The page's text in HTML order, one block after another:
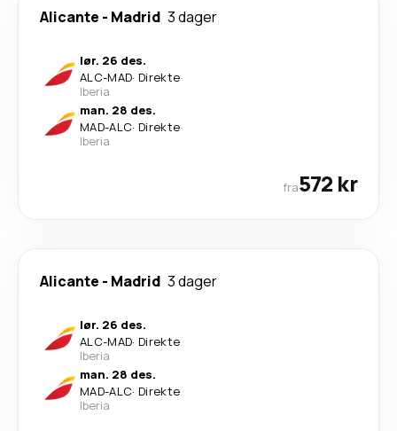
Alicante - Madrid 3 dager
lør. 26 des.
ALC-MAD· Direkte
Iberia
man. 28 des.
MAD-ALC· Direkte
Iberia
fra572 kr
Alicante - Madrid 3 dager
lør. 26 des.
ALC-MAD· Direkte
Iberia
man. 28 des.
MAD-ALC· Direkte
Iberia